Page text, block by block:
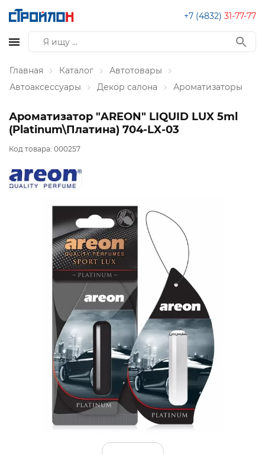
+7 (4832) 31-77-77
Главная Каталог
Автотовары
Автоаксессуары
Декор салона Ароматизаторы
Ароматизатор "AREON" LIQUID LUX 5ml
(Platinum\Платина) 704-LX-03
Код товара: 000257